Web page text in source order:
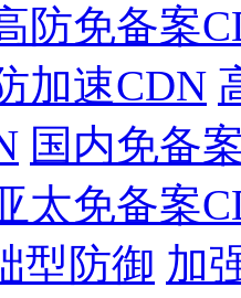
防免备案
加速CDN
国内免备
太免备案
型防御 加